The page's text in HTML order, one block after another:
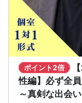
ポイント2倍
性編】必ず全
～真剣な出会